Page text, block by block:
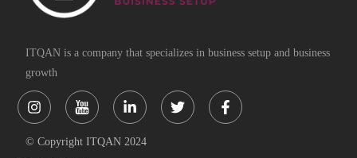
ITQAN is a company that specializes in business setup and business
growth
Instagram Linkedin-
in
TwitterFacebook-
f
© Copyright ITQAN 2024